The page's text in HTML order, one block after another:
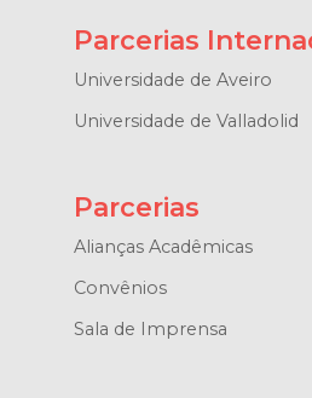
Parcerias
Universidade de Aveiro
Universidade de Valladolid
Parcerias
Alianças Acadêmicas
Convênios
Sala de Imprensa